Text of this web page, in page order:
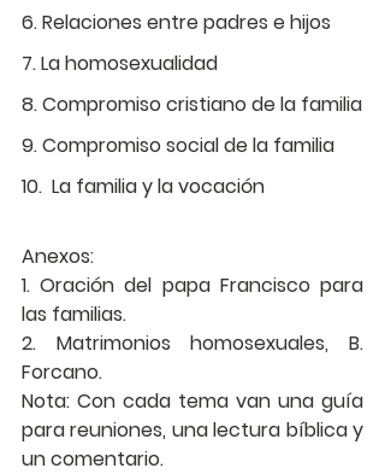
6. Relaciones entre padres e hijos
7. La homosexualidad
8. Compromiso cristiano de la familia
9. Compromiso social de la familia
10.  La familia y la vocación
Anexos:
1. Oración del papa Francisco para
las familias.
2. Matrimonios homosexuales, B.
Forcano.
Nota: Con cada tema van una guía
para reuniones, una lectura bíblica y
un comentario.